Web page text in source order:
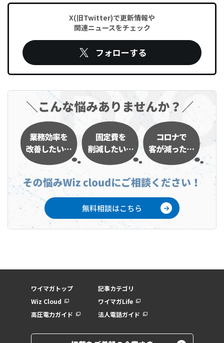
X(旧Twitter)で更新情報や
関連ニュースをチェック
フォローする
無料相談はこちら
ワイマガトップ
記事カテゴリ
Wiz Cloud
ワイマガLife
高圧電力ガイド
法人電話ガイド